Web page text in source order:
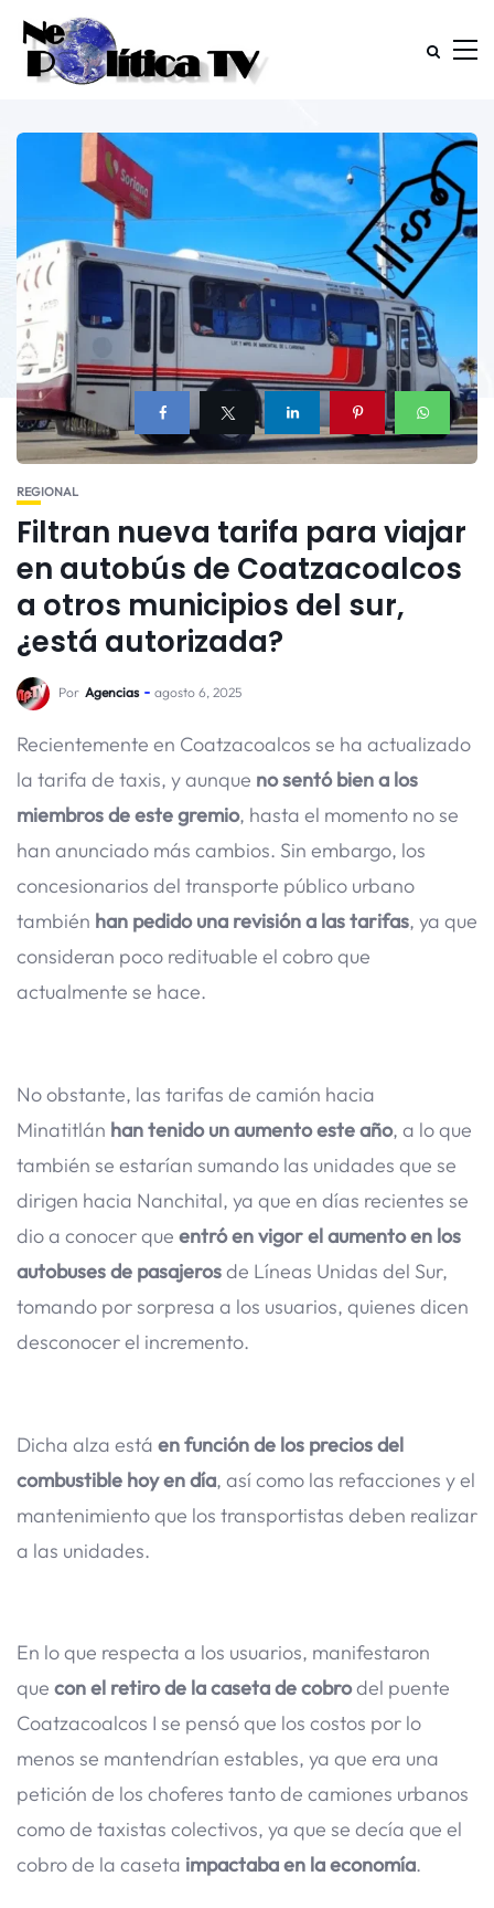
REGIONAL
Filtran nueva tarifa para viajar
en autobús de Coatzacoalcos
a otros municipios del sur,
¿está autorizada?
Por Agencias agosto 6, 2025
Recientemente en Coatzacoalcos se ha actualizado
la tarifa de taxis, y aunque no sentó bien a los
miembros de este gremio, hasta el momento no se
han anunciado más cambios. Sin embargo, los
concesionarios del transporte público urbano
también han pedido una revisión a las tarifas, ya que
consideran poco redituable el cobro que
actualmente se hace.
No obstante, las tarifas de camión hacia
Minatitlán han tenido un aumento este año, a lo que
también se estarían sumando las unidades que se
dirigen hacia Nanchital, ya que en días recientes se
dio a conocer que entró en vigor el aumento en los
autobuses de pasajerosde Líneas Unidas del Sur,
tomando por sorpresa a los usuarios, quienes dicen
desconocer el incremento.
Dicha alza está en función de los precios del
combustible hoy en día, así como las refacciones y el
mantenimiento que los transportistas deben realizar
a las unidades.
En lo que respecta a los usuarios, manifestaron
que con el retiro de la caseta de cobrodel puente
Coatzacoalcos I se pensó que los costos por lo
menos se mantendrían estables, ya que era una
petición de los choferes tanto de camiones urbanos
como de taxistas colectivos, ya que se decía que el
cobro de la caseta impactaba en la economía.